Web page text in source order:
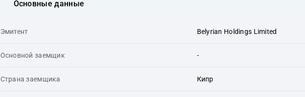
Основные данные
Эмитент Belyrian Holdings Limited
Основной заемщик -
Страна заемщика Кипр